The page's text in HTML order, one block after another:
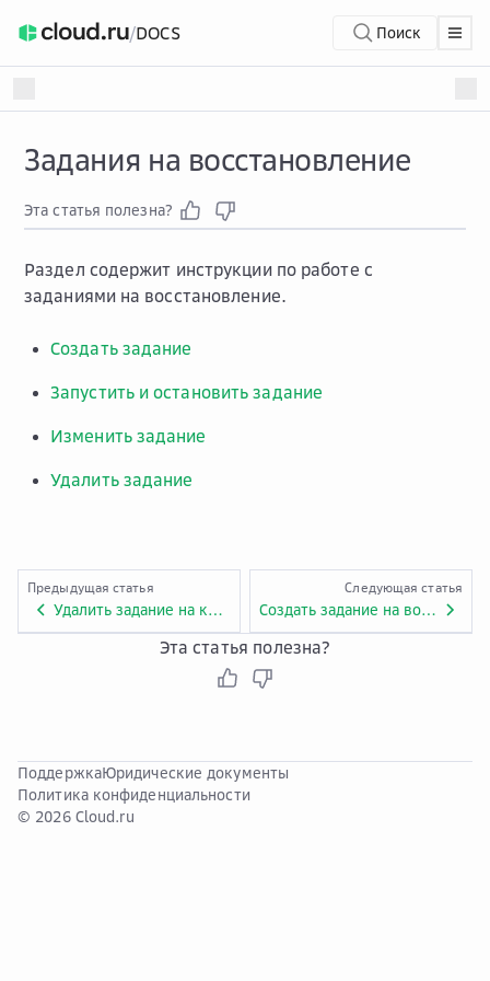
/DOCS Поиск
Задания на восстановление
Эта статья полезна?
Раздел содержит инструкции по работе с
заданиями на восстановление.
Создать задание
Запустить и остановить задание
Изменить задание
Удалить задание
Предыдущая статья
Удалить задание на копирование
Следующая статья
Создать задание на восстановление
Эта статья полезна?
ПоддержкаЮридические документы
Политика конфиденциальности
© 2026 Cloud.ru